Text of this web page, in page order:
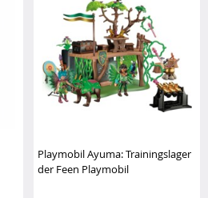
Playmobil Ayuma: Trainingslager
der Feen Playmobil